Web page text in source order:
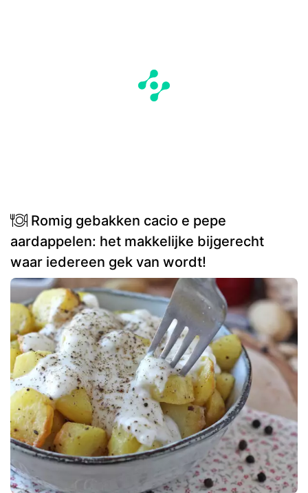
Romig gebakken cacio e pepe
aardappelen: het makkelijke bijgerecht
waar iedereen gek van wordt!